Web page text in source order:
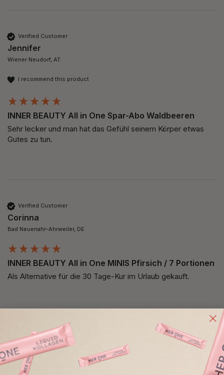
Verified Customer
Jennifer
Wiener Neudorf, AT
I recommend this product
INNER BEAUTY All in One Spar-Abo Waldbeeren
Sehr lecker und man hat das Gefühl seinem Körper etwas
Gutes zu tun.
Verified Customer
Corinna
Bad Neuenahr-Ahrweiler, DE
INNER BEAUTY All in One MINIS Pfirsich / 7 Portionen
Als Alternative für die 30 Tage-Kur im Urlaub gekauft.
Verified Customer
Corinna
Bad Neuenahr-Ahrweiler, DE